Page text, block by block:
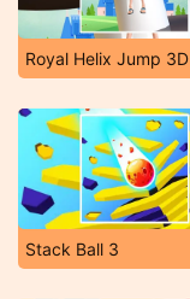
Royal Helix Jump 3D
Stack Ball 3